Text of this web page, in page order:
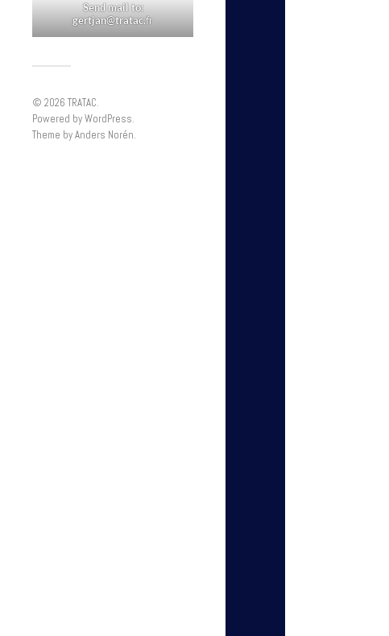
Send mail to:
gertjan@tratac.fr
© 2026 TRATAC.
Powered byWordPress.
Theme byAnders Norén.